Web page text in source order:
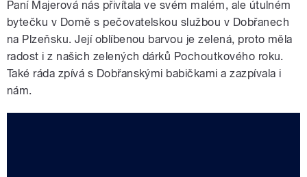
Paní Majerová nás přivítala ve svém malém, ale útulném
bytečku v Domě s pečovatelskou službou v Dobřanech
na Plzeňsku. Její oblíbenou barvou je zelená, proto měla
radost i z našich zelených dárků Pochoutkového roku.
Také ráda zpívá s Dobřanskými babičkami a zazpívala i
nám.